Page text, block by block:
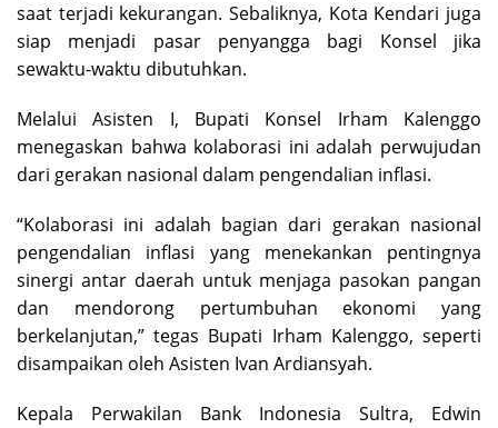
saat terjadi kekurangan. Sebaliknya, Kota Kendari juga
siap menjadi pasar penyangga bagi Konsel jika
sewaktu-waktu dibutuhkan.
Melalui Asisten I, Bupati Konsel Irham Kalenggo
menegaskan bahwa kolaborasi ini adalah perwujudan
dari gerakan nasional dalam pengendalian inflasi.
“Kolaborasi ini adalah bagian dari gerakan nasional
pengendalian inflasi yang menekankan pentingnya
sinergi antar daerah untuk menjaga pasokan pangan
dan mendorong pertumbuhan ekonomi yang
berkelanjutan,” tegas Bupati Irham Kalenggo, seperti
disampaikan oleh Asisten Ivan Ardiansyah.
Kepala Perwakilan Bank Indonesia Sultra, Edwin